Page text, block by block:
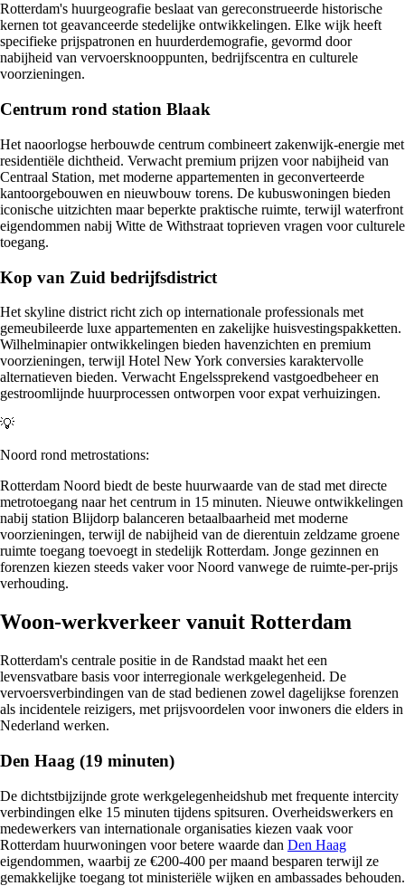
Rotterdam's huurgeografie beslaat van gereconstrueerde historische
kernen tot geavanceerde stedelijke ontwikkelingen. Elke wijk heeft
specifieke prijspatronen en huurderdemografie, gevormd door
nabijheid van vervoersknooppunten, bedrijfscentra en culturele
voorzieningen.
Centrum rond station Blaak
Het naoorlogse herbouwde centrum combineert zakenwijk-energie met
residentiële dichtheid. Verwacht premium prijzen voor nabijheid van
Centraal Station, met moderne appartementen in geconverteerde
kantoorgebouwen en nieuwbouw torens. De kubuswoningen bieden
iconische uitzichten maar beperkte praktische ruimte, terwijl waterfront
eigendommen nabij Witte de Withstraat toprieven vragen voor culturele
toegang.
Kop van Zuid bedrijfsdistrict
Het skyline district richt zich op internationale professionals met
gemeubileerde luxe appartementen en zakelijke huisvestingspakketten.
Wilhelminapier ontwikkelingen bieden havenzichten en premium
voorzieningen, terwijl Hotel New York conversies karaktervolle
alternatieven bieden. Verwacht Engelssprekend vastgoedbeheer en
gestroomlijnde huurprocessen ontworpen voor expat verhuizingen.
💡
Noord rond metrostations:
Rotterdam Noord biedt de beste huurwaarde van de stad met directe
metrotoegang naar het centrum in 15 minuten. Nieuwe ontwikkelingen
nabij station Blijdorp balanceren betaalbaarheid met moderne
voorzieningen, terwijl de nabijheid van de dierentuin zeldzame groene
ruimte toegang toevoegt in stedelijk Rotterdam. Jonge gezinnen en
forenzen kiezen steeds vaker voor Noord vanwege de ruimte-per-prijs
verhouding.
Woon-werkverkeer vanuit Rotterdam
Rotterdam's centrale positie in de Randstad maakt het een
levensvatbare basis voor interregionale werkgelegenheid. De
vervoersverbindingen van de stad bedienen zowel dagelijkse forenzen
als incidentele reizigers, met prijsvoordelen voor inwoners die elders in
Nederland werken.
Den Haag (19 minuten)
De dichtstbijzijnde grote werkgelegenheidshub met frequente intercity
verbindingen elke 15 minuten tijdens spitsuren. Overheidswerkers en
medewerkers van internationale organisaties kiezen vaak voor
Rotterdam huurwoningen voor betere waarde dan Den Haag
eigendommen, waarbij ze €200-400 per maand besparen terwijl ze
gemakkelijke toegang tot ministeriële wijken en ambassades behouden.